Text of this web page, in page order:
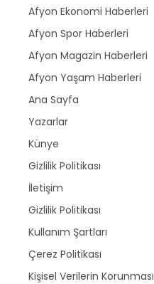
Afyon Ekonomi Haberleri
Afyon Spor Haberleri
Afyon Magazin Haberleri
Afyon Yaşam Haberleri
Ana Sayfa
Yazarlar
Künye
Gizlilik Politikası
İletişim
Gizlilik Politikası
Kullanım Şartları
Çerez Politikası
Kişisel Verilerin Korunması